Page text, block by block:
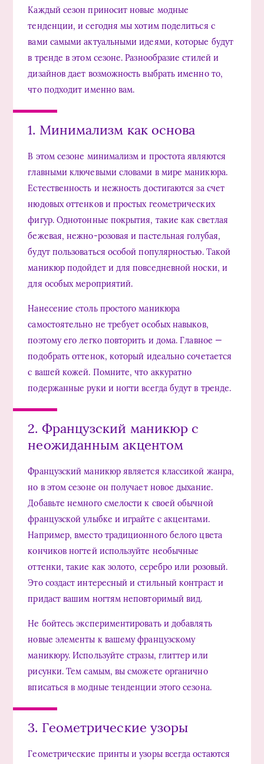
Каждый сезон приносит новые модные
тенденции, и сегодня мы хотим поделиться с
вами самыми актуальными идеями, которые будут
в тренде в этом сезоне. Разнообразие стилей и
дизайнов дает возможность выбрать именно то,
что подходит именно вам.
1. Минимализм как основа
В этом сезоне минимализм и простота являются
главными ключевыми словами в мире маникюра.
Естественность и нежность достигаются за счет
нюдовых оттенков и простых геометрических
фигур. Однотонные покрытия, такие как светлая
бежевая, нежно-розовая и пастельная голубая,
будут пользоваться особой популярностью. Такой
маникюр подойдет и для повседневной носки, и
для особых мероприятий.
Нанесение столь простого маникюра
самостоятельно не требует особых навыков,
поэтому его легко повторить и дома. Главное —
подобрать оттенок, который идеально сочетается
с вашей кожей. Помните, что аккуратно
подержанные руки и ногти всегда будут в тренде.
2. Французский маникюр с
неожиданным акцентом
Французский маникюр является классикой жанра,
но в этом сезоне он получает новое дыхание.
Добавьте немного смелости к своей обычной
французской улыбке и играйте с акцентами.
Например, вместо традиционного белого цвета
кончиков ногтей используйте необычные
оттенки, такие как золото, серебро или розовый.
Это создаст интересный и стильный контраст и
придаст вашим ногтям неповторимый вид.
Не бойтесь экспериментировать и добавлять
новые элементы к вашему французскому
маникюру. Используйте стразы, глиттер или
рисунки. Тем самым, вы сможете органично
вписаться в модные тенденции этого сезона.
3. Геометрические узоры
Геометрические принты и узоры всегда остаются